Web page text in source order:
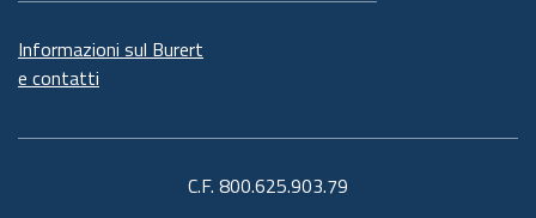
Informazioni sul Burert
e contatti
C.F. 800.625.903.79